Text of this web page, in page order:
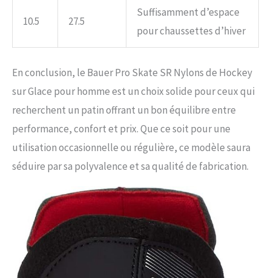
10.5 27.5
Suffisamment d’espace
pour chaussettes d’hiver
En conclusion, le Bauer Pro Skate SR Nylons de Hockey
sur Glace pour homme est un choix solide pour ceux qui
recherchent un patin offrant un bon équilibre entre
performance, confort et prix. Que ce soit pour une
utilisation occasionnelle ou régulière, ce modèle saura
séduire par sa polyvalence et sa qualité de fabrication.